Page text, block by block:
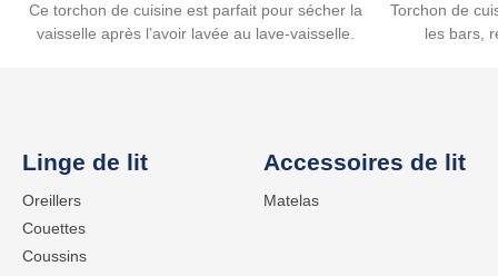
Ce torchon de cuisine est parfait pour sécher la
vaisselle après l’avoir lavée au lave-vaisselle.
Torchon de
les bars,
Linge de lit
Oreillers
Couettes
Coussins
Accessoires de lit
Matelas